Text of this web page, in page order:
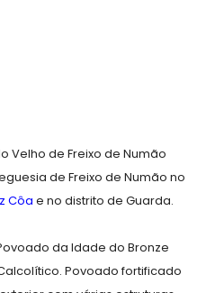
Velho de Freixo de Numão
de Freixo de Numão no
Côa e no distrito de Guarda.
da Idade do Bronze
Povoado fortificado